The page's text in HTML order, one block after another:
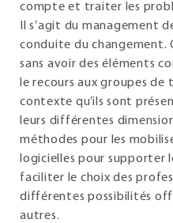
compte et traiter les
Il s’agit du management
conduite du changement.
sans avoir des éléments
le recours aux groupes de
contexte qu’ils sont
leurs différentes
méthodes pour les
logicielles pour supporter
faciliter le choix des
différentes possibilités
autres.